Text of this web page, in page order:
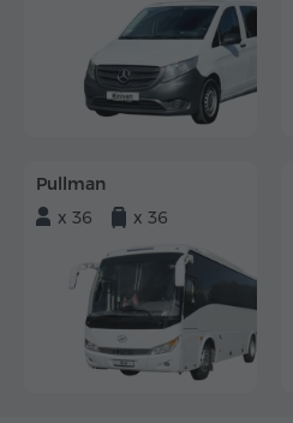
Pullman
x 36
x 36